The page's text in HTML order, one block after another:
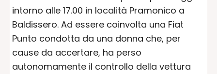
intorno alle 17.00 in località Pramonico a
Baldissero. Ad essere coinvolta una Fiat
Punto condotta da una donna che, per
cause da accertare, ha perso
autonomamente il controllo della vettura